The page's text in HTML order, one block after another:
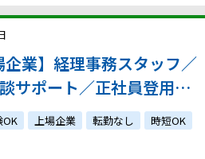
企業】経理事務スタッフ／
サポート／正社員登用実
短OK上場企業 転勤なし 時短OK